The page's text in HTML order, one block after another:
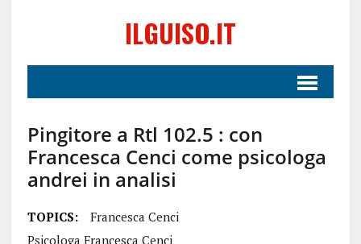
ILGUISO.IT
Pingitore a Rtl 102.5 : con
Francesca Cenci come psicologa
andrei in analisi
TOPICS:
Francesca Cenci
Psicologa Francesca Cenci